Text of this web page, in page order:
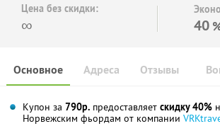
Цена без скидки:
∞ 40
Основное Отзывы
Адреса
Купон за 790р. предоставляет скидку 40%
Норвежским фьордам от компании